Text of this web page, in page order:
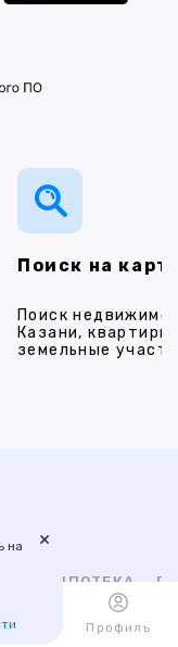
Поиск на
Поиск
Казани,
земельные
ИПОТЕКА
на
×
Профиль